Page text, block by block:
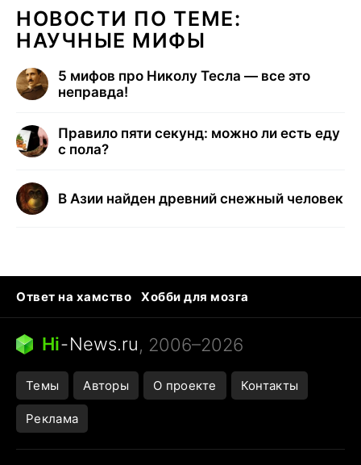
НОВОСТИ ПО ТЕМЕ:
НАУЧНЫЕ МИФЫ
5 мифов про Николу Тесла — все это
неправда!
Правило пяти секунд: можно ли есть еду
с пола?
В Азии найден древний снежный человек
Ответ на хамство
Хобби для мозга
Бензин 100 и 95
Тунцы в океанариуме
Следующая пандемия
Hi-News.ru, 2006–2026
Темы Авторы О проекте Контакты
Реклама